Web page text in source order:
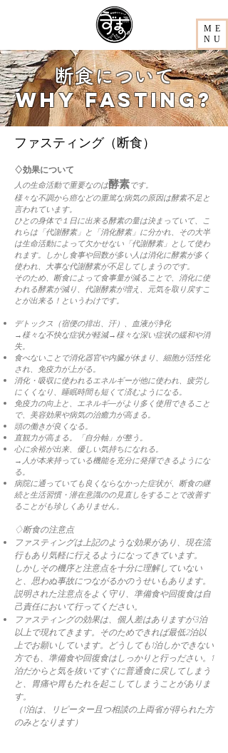
ME
NU
​断食について​
Why Fasting?
ファスティング（断食）
♢効果について
人の生命活動で重要なのは酵素です。
様々な不調から癌などの重篤な病気の原因は酵素不足と
言われています。
ひとの身体で１日に出来る酵素の量は決まっていて、こ
れらは「代謝酵素」と「消化酵素」に分かれ、その大半
は生命活動によって欠かせない「代謝酵素」として使わ
れます。しかし食事や回数が多い人は消化に酵素が多く
使われ、大事な代謝酵素が不足してしまうのです。
そのため、断食によって食事量が減ることで、消化に使
われる酵素が減り、代謝酵素が増え、元気を取り戻すこ
とが出来る！というわけです。
デトックス（宿便の排出、汗）​、血液が浄化
→様々な不快な症状が軽減→様々な深い症状の緩和や消
失。
食べないことで消化器官や内臓が休まり、細胞が活性化
され、免疫力が上がる。
消化・吸収に使われるエネルギーが他に使われ、疲労し
にくくなり、睡眠時間も短くて済むようになる。
免疫力の向上と、エネルギ―がより多く使用できること
で、美容効果や病気の治癒力が高まる。
頭の働きが良くなる。
直観力が高まる。「自分軸」が整う。
心に余裕が出来、優しい気持ちになれる。
→人が本来持っている機能を充分に発揮できるようにな
る。
病院に通っていても良くならなかった症状が、断食の継
続と生活習慣・潜在意識のの見直しをすることで改善す
ることがも珍しくありません。​
♢断食の注意点
ファスティングは上記のような効果があり、現在流
行もあり気軽に行えるようになってきています。
しかしその機序と注意点を十分に理解していない
と、思わぬ事故につながるかのうせいもあります。
説明された注意点をよく守り、準備食や回復食は自
己責任において行ってください。
ファスティングの効果は、個人差はありますが3泊
以上で現れてきます。そのためできれば最低2泊以
上でお願いしています。どうしても1泊しかできない
方でも、準備食や回復食はしっかりと行っださい。 1
泊だからと気を抜いてすぐに普通食に戻してしまう
と、胃痛や胃もたれを起こしてしまうことがありま
す。
（1泊は、リピーター且つ相談の上両省が得られた方
のみとなります）